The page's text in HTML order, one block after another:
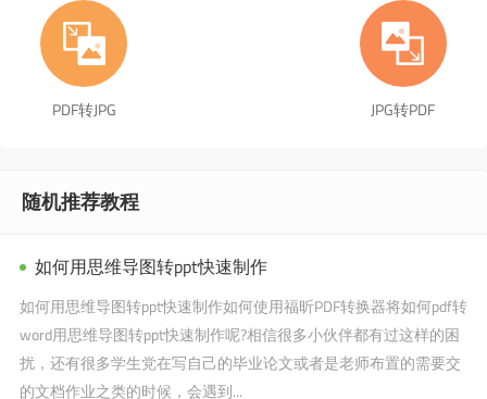
PDF转JPG JPG转PDF
随机推荐教程
如何用思维导图转ppt快速制作
如何用思维导图转ppt快速制作如何使用福昕PDF转换器将如何pdf转
word用思维导图转ppt快速制作呢?相信很多小伙伴都有过这样的困
扰，还有很多学生党在写自己的毕业论文或者是老师布置的需要交
的文档作业之类的时候，会遇到...